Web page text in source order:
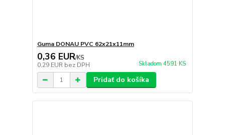
Guma DONAU PVC 62x21x11mm
0,36 EUR/KS
0,29 EUR bez DPH Skladom 4591 KS
Pridať do košíka